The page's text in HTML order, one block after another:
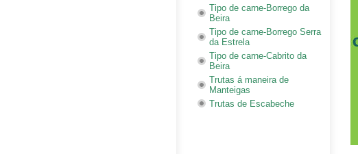
Tipo de carne-Borrego da
Beira
Tipo de carne-Borrego Serra
da Estrela
Tipo de carne-Cabrito da
Beira
Trutas á maneira de
Manteigas
Trutas de Escabeche